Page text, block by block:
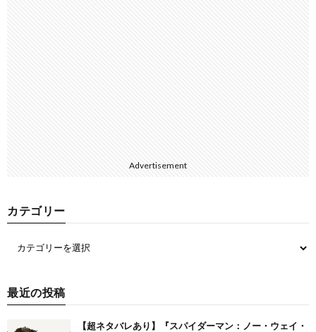
Advertisement
カテゴリー
最近の投稿
【超ネタバレあり】『スパイダーマン：ノー・ウェイ・